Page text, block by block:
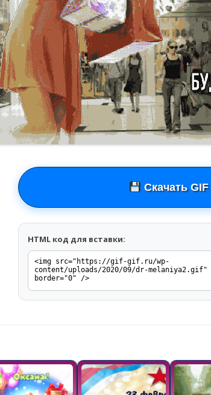
Скачать GIF
HTML код для вставки: